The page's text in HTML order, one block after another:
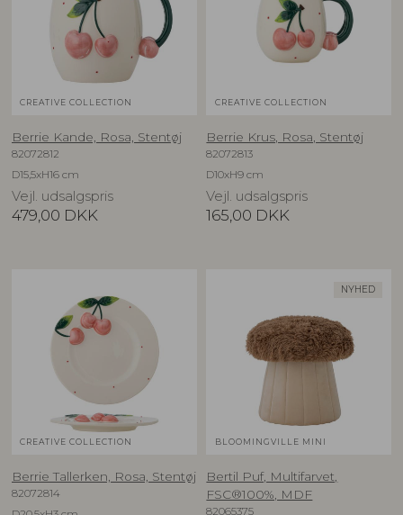
CREATIVE COLLECTION
Berrie Kande, Rosa, Stentøj
82072812
D15,5xH16 cm
Vejl. udsalgspris
479,00 DKK
CREATIVE COLLECTION
Berrie Krus, Rosa, Stentøj
82072813
D10xH9 cm
Vejl. udsalgspris
165,00 DKK
CREATIVE COLLECTION
Berrie Tallerken, Rosa, Stentøj
82072814
NYHED
BLOOMINGVILLE MINI
Bertil Puf, Multifarvet,
FSC®100%, MDF
82065375